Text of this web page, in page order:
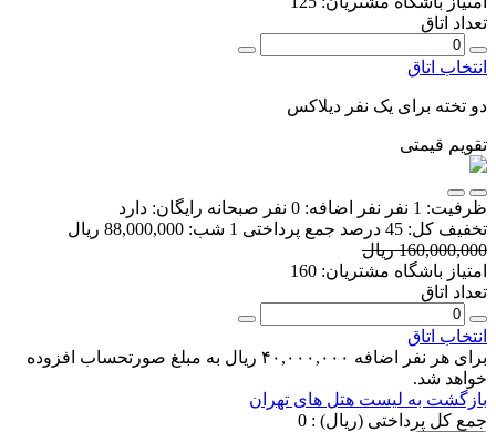
تعداد اتاق
انتخاب اتاق
دو تخته برای یک نفر دیلاکس
تقویم قیمتی
ظرفیت: 1 نفر نفر اضافه: 0 نفر صبحانه رایگان: دارد
تخفیف کل: 45 درصد جمع پرداختی 1 شب:
88,000,000 ریال
160,000,000 ریال
امتیاز باشگاه مشتریان: 160
تعداد اتاق
انتخاب اتاق
برای هر نفر اضافه ۴۰,۰۰۰,۰۰۰ ریال به مبلغ صورتحساب افزوده
خواهد شد.
بازگشت به لیست هتل های تهران
جمع کل پرداختی (ریال) : 0